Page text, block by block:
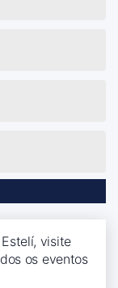
visite
os eventos